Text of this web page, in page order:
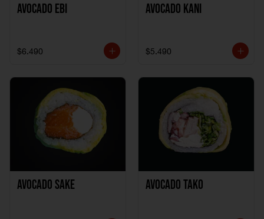
Avocado Ebi
$6.490
Avocado Kani
$5.490
Avocado Sake Avocado Tako